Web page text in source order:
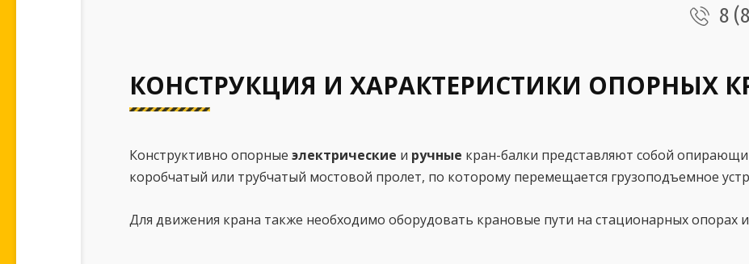
8
КОНСТРУКЦИЯ И ХАРАКТЕРИСТИКИ ОПОРНЫХ
Конструктивно опорные электрические и ручные кран-балки представляют собой
коробчатый или трубчатый мостовой пролет, по которому перемещается грузоподъемное
Для движения крана также необходимо оборудовать крановые пути на стационарных опорах